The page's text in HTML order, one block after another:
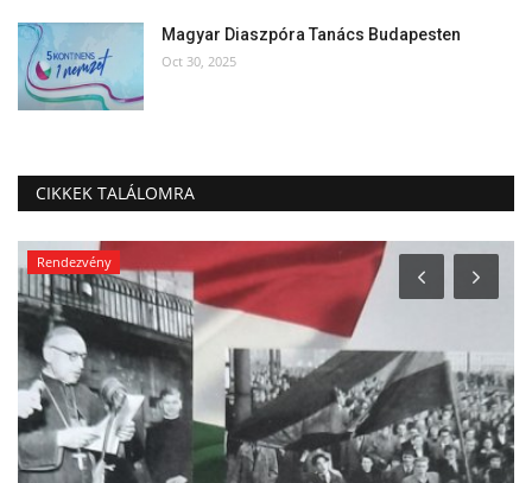
Magyar Diaszpóra Tanács Budapesten
Oct 30, 2025
CIKKEK TALÁLOMRA
Rendezvény